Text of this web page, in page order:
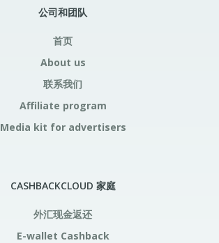
公司和团队
首页
About us
联系我们
Affiliate program
Media kit for advertisers
CASHBACKCLOUD 家庭
外汇现金返还
E-wallet Cashback